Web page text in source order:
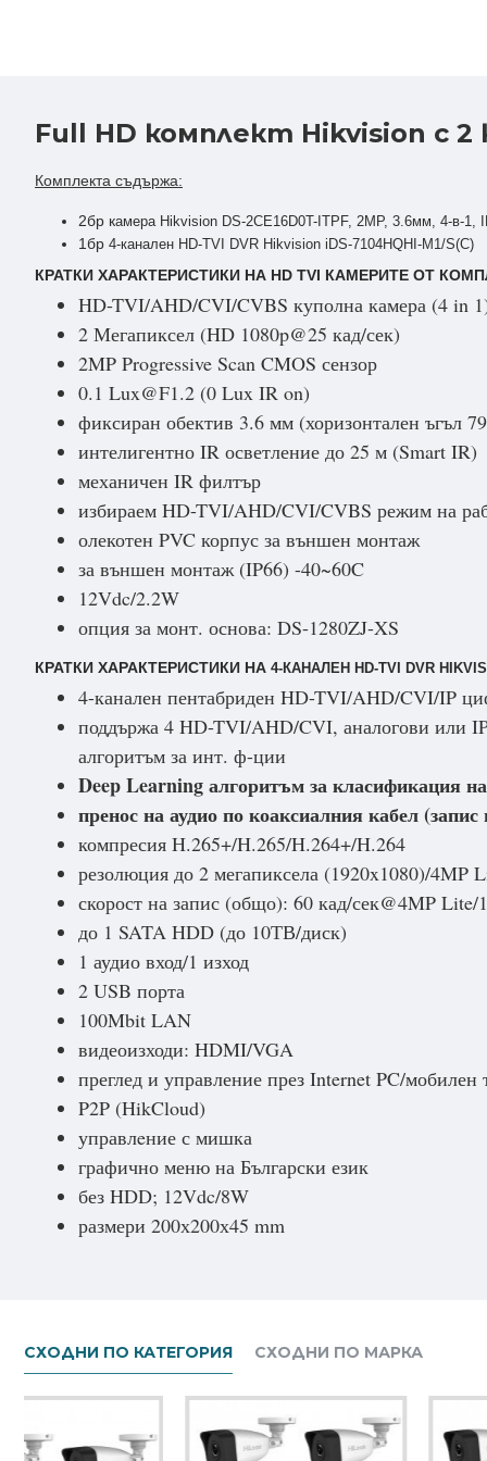
Full HD комплект Hikvision с 2
Комплекта съдържа:
2бр камера Hikvision DS-2CE16D0T-ITPF, 2MP, 3.6мм, 4-в-1,
1бр 4-канален HD-TVI DVR Hikvision iDS-7104HQHI-M1/S(С)
КРАТКИ ХАРАКТЕРИСТИКИ НА HD TVI КАМЕРИТЕ ОТ
HD-TVI/AHD/CVI/CVBS куполна камера (4 in
2 Мегапиксел (HD 1080p@25 кад/сек)
2MP Progressive Scan CMOS сензор
0.1 Lux@F1.2 (0 Lux IR on)
фиксиран обектив 3.6 мм (хоризонтален ъгъл
интелигентно IR осветление до 25 м (Smart IR)
механичен IR филтър
избираем HD-TVI/AHD/CVI/CVBS режим на
олекотен PVC корпус за външен монтаж
за външен монтаж (IP66) -40~60C
12Vdc/2.2W
опция за монт. основа: DS-1280ZJ-XS
КРАТКИ ХАРАКТЕРИСТИКИ НА 4-КАНАЛЕН HD-TVI DVR
4-канален пентабриден HD-TVI/AHD/CVI/IP
поддържа 4 HD-TVI/AHD/CVI, аналогови или
алгоритъм за инт. ф-ции
Deep Learning алгоритъм за класификация
пренос на аудио по коаксиалния кабел (запис
компресия H.265+/H.265/H.264+/H.264
резолюция до 2 мегапиксела (1920x1080)/
скорост на запис (общо): 60 кад/сек@4MP
до 1 SATA HDD (до 10ТВ/диск)
1 аудио вход/1 изход
2 USB порта
100Mbit LAN
видеоизходи: HDMI/VGA
преглед и управление през Internet PC/
P2P (HikCloud)
управлeние с мишка
графично меню на Български език
без HDD; 12Vdc/8W
размери 200х200х45 mm
СХОДНИ ПО КАТЕГОРИЯ СХОДНИ ПО МАРКА